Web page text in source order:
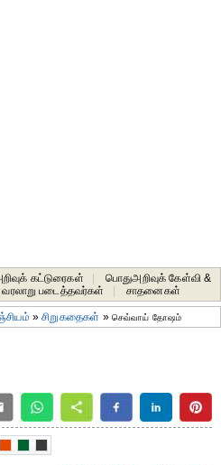
கட்டுரைகள்
பொதுஅறிவுக் கேள்வி &
வரலாறு படைத்தவர்கள் சாதனைகள்‎
»சிறுகதைகள் » செவ்வாய் தோஷம்